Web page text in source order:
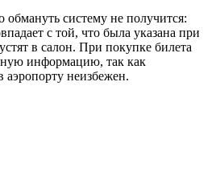
систему не получится:
с той, что была указана при
в салон. При покупке билета
информацию, так как
аэропорту неизбежен.